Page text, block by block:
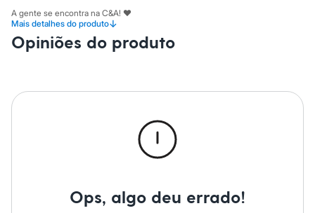
Pijamas
Sutiãs e Tops
Moda praia
Biquínis
Personagens
Plus size
A gente se encontra na C&A! ❤
A Modelo veste tamanho P.Suas medidas são:
Altura: 171cm / Busto: 70cm / Cintura: 60cm / Quadril: 90cm.
Mais detalhes do produto↓
Opiniões do produto
Ops, algo deu errado!